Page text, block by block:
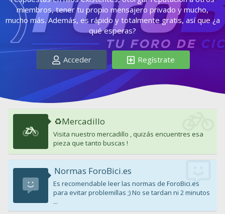
miembros, tener tu propio mensajero privado y mucho,
mucho más. Además, es rápido y totalmente gratis, así que ¿a
qué esperas?
Acceder Regístrate
♻️Mercadillo
Visita nuestro mercadillo , quizás encuentres esa
pieza que tanto buscas !
Normas ForoBici.es
Es recomendable leer las normas de ForoBici.es
para evitar problemillas ;) No se tardan ni 2 minutos
...